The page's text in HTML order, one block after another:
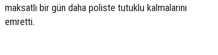
maksatlı bir gün daha poliste tutuklu kalmalarını
emretti.